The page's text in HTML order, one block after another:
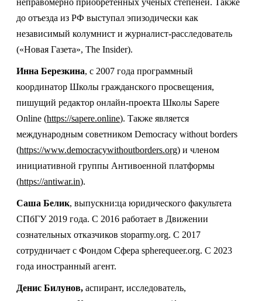
неправомерно приобретённых учёных степеней. Также
до отъезда из РФ выступал эпизодически как
независимый колумнист и журналист-расследователь
(«Новая Газета», The Insider).
Инна Березкина, c 2007 года программный
координатор Школы гражданского просвещения,
пишущий редактор онлайн-проекта Школы Sapere
Online (https://sapere.online). Также является
международным советником Democracy without borders
(https://www.democracywithoutborders.org) и членом
инициативной группы Антивоенной платформы
(https://antiwar.in).
Саша Белик, выпускни:ца юридического факультета
СПбГУ 2019 года. С 2016 работает в Движении
сознательных отказчиков stoparmy.org. С 2017
сотрудничает с Фондом Сфера spherequeer.org. С 2023
года иностранный агент.
Денис Билунов, аспирант, исследователь,